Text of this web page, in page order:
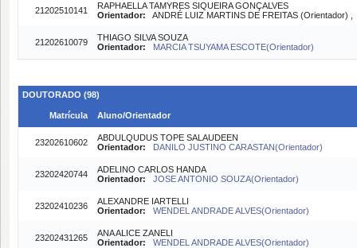
21202510141
RAPHAELLA TAMYRES SIQUEIRA GONÇALVES
Orientador: ANDRÉ LUIZ MARTINS DE FREITAS (Orientador)
21202610079
THIAGO SILVA SOUZA
Orientador:
MARCIA TSUYAMA ESCOTE(Orientador)
DOUTORADO (98)
Matrícula Aluno/Orientador
23202610602
ABDULQUDUS TOPE SALAUDEEN
Orientador:
DANILO JUSTINO CARASTAN(Orientador)
23202420744
ADELINO CARLOS HANDA
Orientador:
JOSE ANTONIO SOUZA(Orientador)
23202410236
ALEXANDRE IARTELLI
Orientador:
WENDEL ANDRADE ALVES(Orientador)
23202431265
ANA ALICE ZANELI
Orientador:
WENDEL ANDRADE ALVES(Orientador)